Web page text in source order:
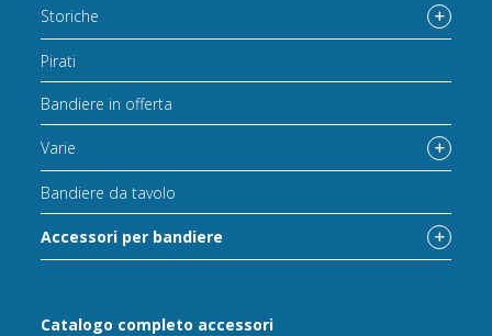
Storiche
Pirati
Bandiere in offerta
Varie
Bandiere da tavolo
Accessori per bandiere
Catalogo completo accessori